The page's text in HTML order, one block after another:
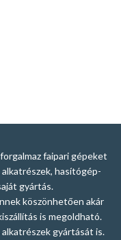
faipari gépeket
hasítógép-
gyártás.
köszönhetően akár
is megoldható.
alkatrészek gyártását is.